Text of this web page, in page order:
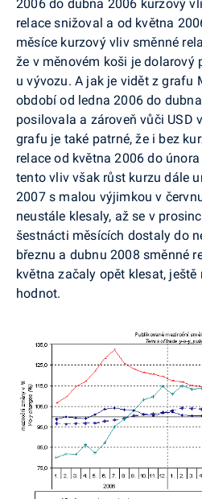
2006 do dubna 2006 kurzový
relace snižoval a od května
měsíce kurzový vliv směnné
že v měnovém koši je dolarový
u vývozu. A jak je vidět z grafu
období od ledna 2006 do
posilovala a zároveň vůči USD
grafu je také patrné, že i bez
relace od května 2006 do
tento vliv však růst kurzu dále
2007 s malou výjimkou v
neustále klesaly, až se v
šestnácti měsících dostaly do
březnu a dubnu 2008 směnné
května začaly opět klesat,
hodnot.